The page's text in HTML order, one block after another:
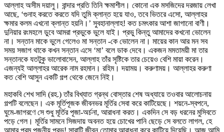
আল্লাহ অসীম দয়ালু। বান্দার প্রতি তিনি ক্ষমাশীল। কোনো এক মসজিদের দরজায় লেখা
আছে, ‘গুনাহ করতে করতে যদি তুমি ক্লান্ত হয়ে যাও, তবে ভিতরে এসো, আল্লাহর
ক্ষমার কলম এখনো ক্লান্ত হয়নি।’ সুবহানাল্লাহ! কত চমৎকার আশা জাগানো বাণী।
দুনিয়ার রংমহলে ডুবে আমরা প্রভুকে ভুলে যাই। প্রভু কিন্তু আমাদের কখনো ভোলেন
না। সন্তান মাকে ভুলে গেলেও মা সন্তান -কে ভোলেন না। মায়ের কান আর মন সব
সময় সজাগ থাকে কখন সন্তান এসে ‘মা’ বলে ডাক দেবে। একজন মমতাময়ী মা তার
সন্তানকে যতটুকু ভালোবাসেন, আল্লাহ তাঁর সৃষ্টিকে তার চেয়েও বেশি মায়া করেন।
এজন্যই আল্লাহর আরেক নাম রহমান। রহিম। দয়াময়। করুণাময়। আল্লাহর করুণা
কত বেশি আসুন একটি গল্প থেকে জেনে নিই।
মহাকবি শেখ সাদি (রহ.) তাঁর বিখ্যাত গ্রন্থ বোস্তার শেষ অধ্যায়ে তওবার আলোচনায়
গল্পটি বলেছেন। এক মূর্তিপূজক জীবনভর মূর্তির সেবা করে কাটিয়েছে। শয়নে-স্বপনে,
ঘুমে-জাগরণে সে শুধু মূর্তির পূজা-অর্চনা, আরাধনা করত। একদিন সে বড় ধরনের মুসিবতে
পড়ে গেল। মূর্তির সামনে সিজদায় অবনত হয়ে চোখের পানি ছেড়ে সে বলতে লাগল, হে
আমার পরম পূজনীয় প্রভু! সারাটি জীবন তোমার আরাধনা করে কাটিয়ে দিয়েছি। আজ আমি